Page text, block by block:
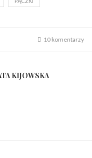
10 komentarzy
KIJOWSKA